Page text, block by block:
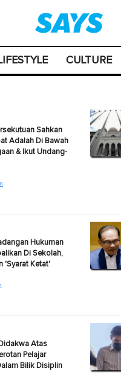
CULTURE
Sahkan
Adalah Di Bawah
& Ikut Undang-
Hukuman
Di Sekolah,
'Syarat Ketat'
Atas
Pelajar
Bilik Disiplin